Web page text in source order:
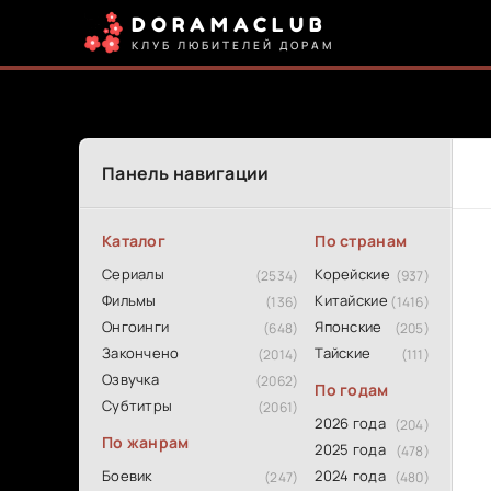
DORAMACLUB
КЛУБ ЛЮБИТЕЛЕЙ ДОРАМ
Панель навигации
Каталог
Сериалы (2534)
Фильмы (136)
Онгоинги (648)
Закончено (2014)
Озвучка (2062)
Субтитры (2061)
По жанрам
Боевик (247)
По странам
Корейские (937)
Китайские (1416)
Японские (205)
Тайские (111)
По годам
2026 года (204)
2025 года (478)
2024 года (480)